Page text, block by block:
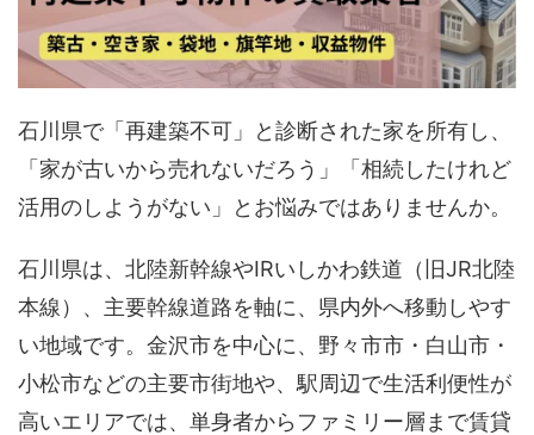
石川県で「再建築不可」と診断された家を所有し、
「家が古いから売れないだろう」「相続したけれど
活用のしようがない」とお悩みではありませんか。
石川県は、北陸新幹線やIRいしかわ鉄道（旧JR北陸
本線）、主要幹線道路を軸に、県内外へ移動しやす
い地域です。金沢市を中心に、野々市市・白山市・
小松市などの主要市街地や、駅周辺で生活利便性が
高いエリアでは、単身者からファミリー層まで賃貸